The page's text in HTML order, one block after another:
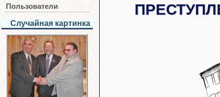
Пользователи
Случайная картинка